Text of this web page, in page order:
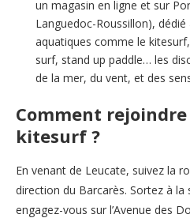
un magasin en ligne et sur
Languedoc-Roussillon),
aquatiques comme le
surf, stand up paddle… les
de la mer, du vent, et des
Comment
kitesurf ?
En venant de Leucate, suivez la
direction du Barcarès. Sortez à
engagez-vous sur l’Avenue des